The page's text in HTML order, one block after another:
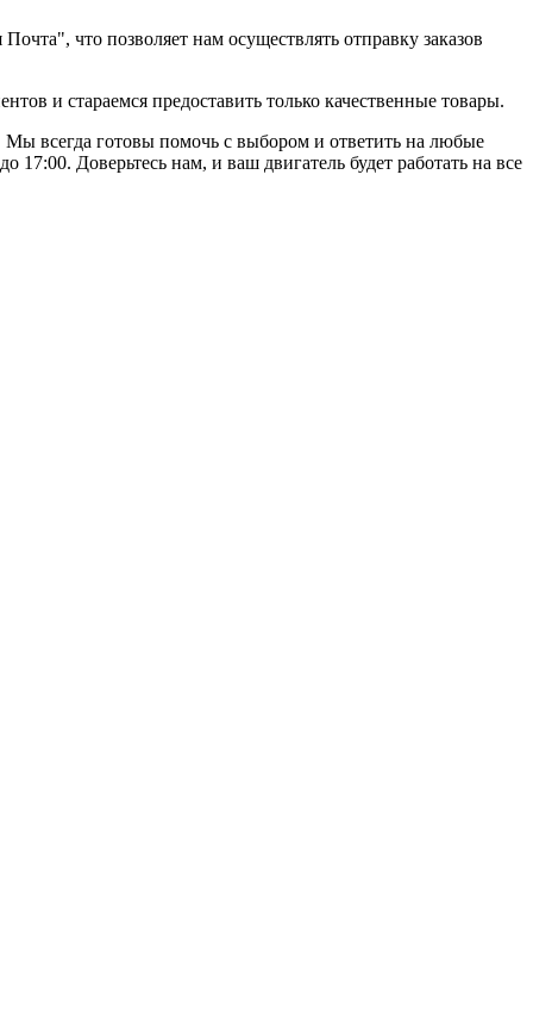
что позволяет нам осуществлять отправку заказов
и стараемся предоставить только качественные товары.
Мы всегда готовы помочь с выбором и ответить на любые
Доверьтесь нам, и ваш двигатель будет работать на все